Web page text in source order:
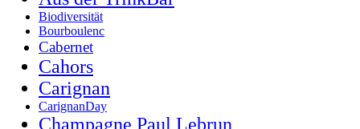
Biodiversität
Bourboulenc
Cabernet
Cahors
Carignan
CarignanDay
Champagne Paul Lebrun